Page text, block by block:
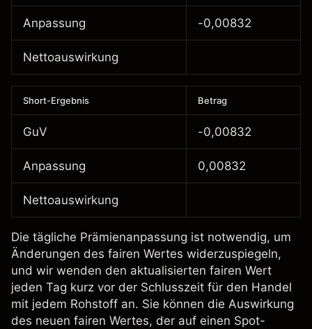
Anpassung -0,00832
Nettoauswirkung
Short-Ergebnis Betrag
GuV -0,00832
Anpassung 0,00832
Nettoauswirkung
Die tägliche Prämienanpassung ist notwendig, um
Änderungen des fairen Wertes widerzuspiegeln,
und wir wenden den aktualisierten fairen Wert
jeden Tag kurz vor der Schlusszeit für den Handel
mit jedem Rohstoff an. Sie können die Auswirkung
des neuen fairen Wertes, der auf einen Spot-